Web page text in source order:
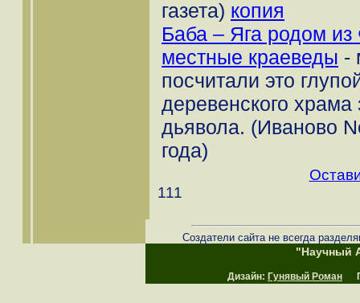
газета) копия
Баба – Яга родом
местные краеведы -
посчитали это
деревенского храма
дьявола. (Иваново
года)
111
Создатели сайта не всегда
"Научный
Дизайн: Гунявый Роман